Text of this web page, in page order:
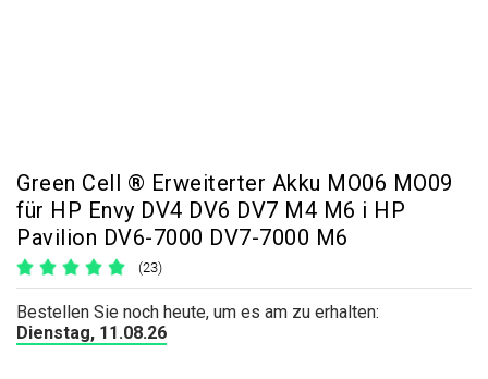
Green Cell ® Erweiterter Akku MO06 MO09
für HP Envy DV4 DV6 DV7 M4 M6 i HP
Pavilion DV6-7000 DV7-7000 M6
(23)
Bestellen Sie noch heute, um es am zu erhalten:
Dienstag, 11.08.26